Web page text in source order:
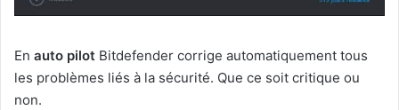
En auto pilot Bitdefender corrige automatiquement tous
les problèmes liés à la sécurité. Que ce soit critique ou
non.